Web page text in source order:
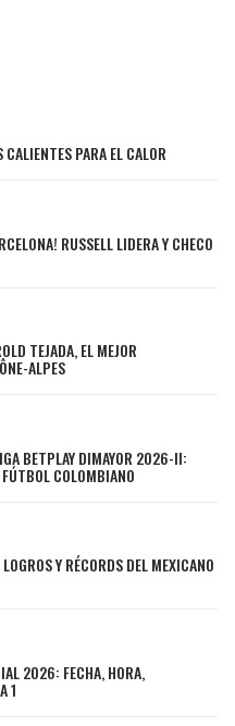
PARA EL CALOR
RUSSELL LIDERA Y CHECO
TEJADA, EL MEJOR
ALPES
BETPLAY DIMAYOR 2026-II:
COLOMBIANO
Y RÉCORDS DEL MEXICANO
2026: FECHA, HORA,
1